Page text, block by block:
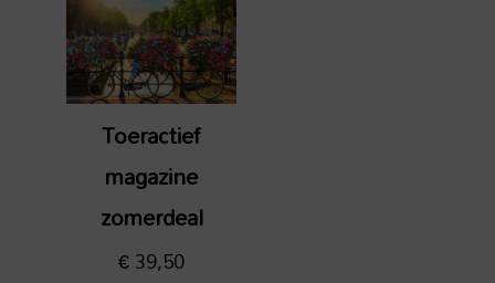
Toeractief
magazine
zomerdeal
€39,50